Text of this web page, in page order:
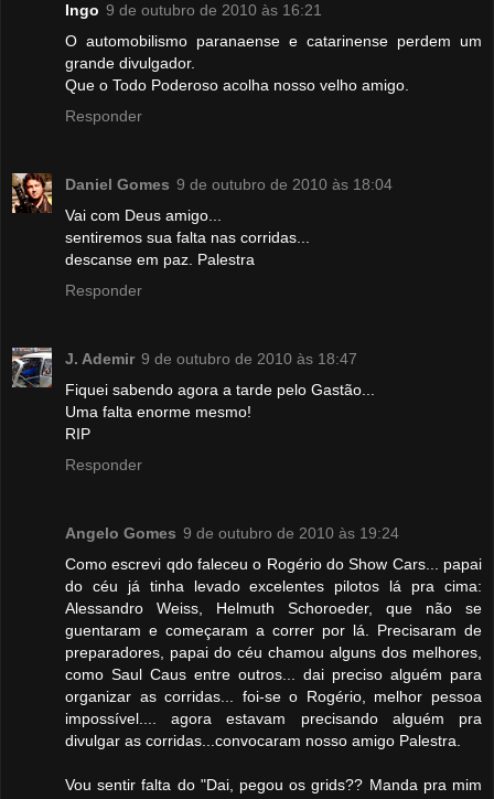
Ingo 9 de outubro de 2010 às 16:21
O automobilismo paranaense e catarinense perdem um
grande divulgador.
Que o Todo Poderoso acolha nosso velho amigo.
Responder
Daniel Gomes 9 de outubro de 2010 às 18:04
Vai com Deus amigo...
sentiremos sua falta nas corridas...
descanse em paz. Palestra
Responder
J. Ademir 9 de outubro de 2010 às 18:47
Fiquei sabendo agora a tarde pelo Gastão...
Uma falta enorme mesmo!
RIP
Responder
Angelo Gomes 9 de outubro de 2010 às 19:24
Como escrevi qdo faleceu o Rogério do Show Cars... papai
do céu já tinha levado excelentes pilotos lá pra cima:
Alessandro Weiss, Helmuth Schoroeder, que não se
guentaram e começaram a correr por lá. Precisaram de
preparadores, papai do céu chamou alguns dos melhores,
como Saul Caus entre outros... dai preciso alguém para
organizar as corridas... foi-se o Rogério, melhor pessoa
impossível.... agora estavam precisando alguém pra
divulgar as corridas...convocaram nosso amigo Palestra.
Vou sentir falta do "Dai, pegou os grids?? Manda pra mim